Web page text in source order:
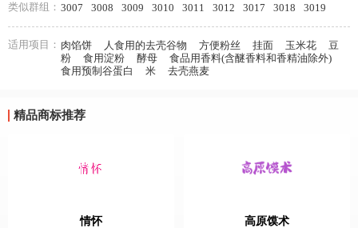
类似群组： 3007 3008 3009 3010 3011 3012 3017 3018 3019
适用项目： 肉馅饼 人食用的去壳谷物 方便粉丝 挂面 玉米花
豆
粉
食用淀粉 酵母
食品用香料(含醚香料和香精油除外)
食用预制谷蛋白
米 去壳燕麦
精品商标推荐
情怀 高原馍术